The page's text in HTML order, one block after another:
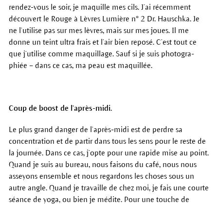
rendez-vous le soir, je maquille mes cils. J’ai récemment
découvert le Rouge à Lèvres Lumière n° 2 Dr. Hauschka. Je
ne l’utilise pas sur mes lèvres, mais sur mes joues. Il me
donne un teint ultra frais et l’air bien reposé. C’est tout ce
que j’utilise comme maquillage. Sauf si je suis photogra-
phiée – dans ce cas, ma peau est maquillée.
Coup de boost de l’après-midi.
Le plus grand danger de l’après-midi est de perdre sa
concentration et de partir dans tous les sens pour le reste de
la journée. Dans ce cas, j’opte pour une rapide mise au point.
Quand je suis au bureau, nous faisons du café, nous nous
asseyons ensemble et nous regardons les choses sous un
autre angle. Quand je travaille de chez moi, je fais une courte
séance de yoga, ou bien je médite. Pour une touche de